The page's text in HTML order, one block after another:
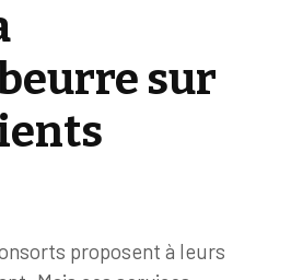
sur
proposent à leurs